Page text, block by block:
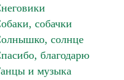
собачки
солнце
благодарю
и музыка